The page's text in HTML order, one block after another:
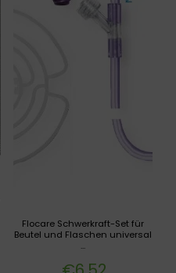
Flocare Schwerkraft-Set für
Beutel und Flaschen universal
...